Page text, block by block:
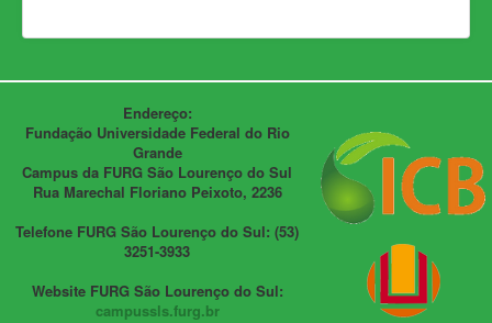
Endereço:
Fundação Universidade Federal do Rio
Grande
Campus da FURG São Lourenço do Sul
Rua Marechal Floriano Peixoto, 2236
Telefone FURG São Lourenço do Sul: (53)
3251-3933
Website FURG São Lourenço do Sul:
campussls.furg.br